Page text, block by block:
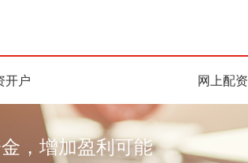
开户 网上配资
，增加盈利可能